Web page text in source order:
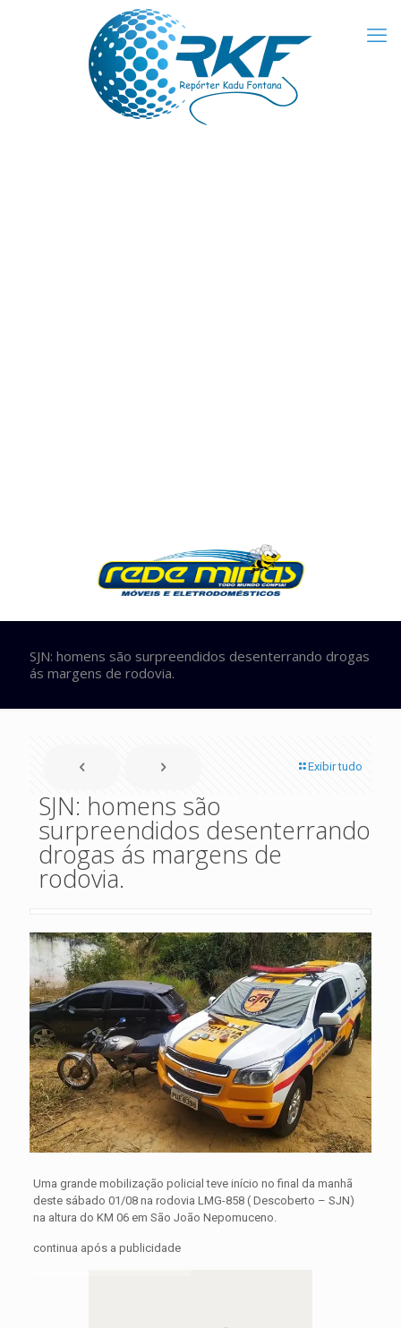
SJN: homens são surpreendidos desenterrando drogas
ás margens de rodovia.
Exibir tudo
SJN: homens são
surpreendidos desenterrando
drogas ás margens de
rodovia.
Uma grande mobilização policial teve início no final da manhã
deste sábado 01/08 na rodovia LMG-858 ( Descoberto – SJN)
na altura do KM 06 em São João Nepomuceno.
continua após a publicidade